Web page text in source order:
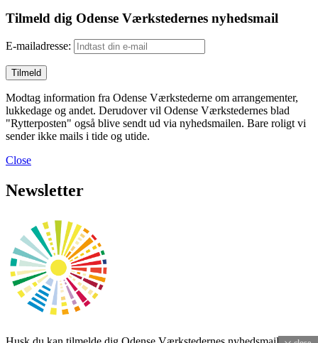
Tilmeld dig Odense Værkstedernes nyhedsmail
E-mailadresse:
Modtag information fra Odense Værkstederne om arrangementer,
lukkedage og andet. Derudover vil Odense Værkstedernes blad
"Rytterposten" også blive sendt ud via nyhedsmailen. Bare roligt vi
sender ikke mails i tide og utide.
Close
Newsletter